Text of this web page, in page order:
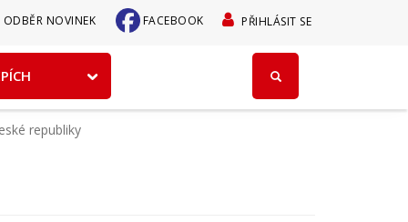
User
account
menu
PŘIHLÁSIT SE
ODBĚR NOVINEK FACEBOOK
republiky